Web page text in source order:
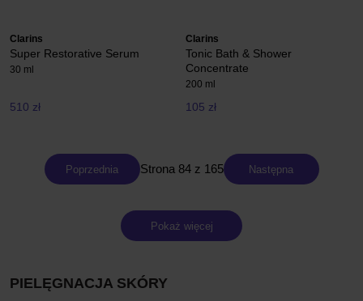
Clarins
Super Restorative Serum
30 ml
510 zł
Clarins
Tonic Bath & Shower
Concentrate
200 ml
105 zł
Poprzednia Strona 84 z 165 Następna
Pokaż więcej
PIELĘGNACJA SKÓRY